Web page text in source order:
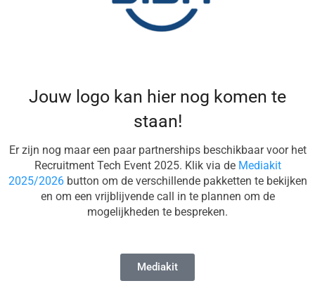
Jouw logo kan hier nog komen te
staan!
Er zijn nog maar een paar partnerships beschikbaar voor het
Recruitment Tech Event 2025. Klik via de Mediakit
2025/2026button om de verschillende pakketten te bekijken
en om een vrijblijvende call in te plannen om de
mogelijkheden te bespreken.
Mediakit